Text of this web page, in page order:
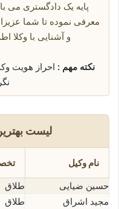
پایه یک دادگستری می
معرفی نموده تا شما
و آشنایی با وکلا
نکته مهم : احراز هویت
لیست
نام وکیل
حسین ضیایی
طلاق
مجید اشراق
طلاق